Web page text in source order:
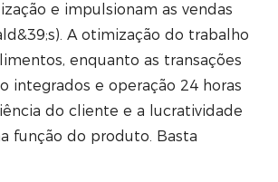
e impulsionam as vendas
A otimização do trabalho
enquanto as transações
integrados e operação 24 horas
do cliente e a lucratividade
função do produto. Basta